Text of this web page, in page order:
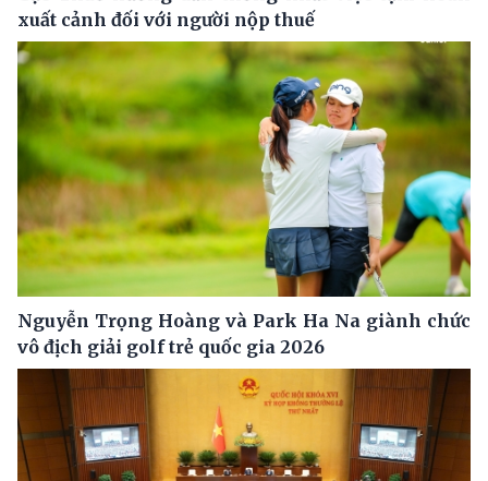
xuất cảnh đối với người nộp thuế
Nguyễn Trọng Hoàng và Park Ha Na giành chức
vô địch giải golf trẻ quốc gia 2026